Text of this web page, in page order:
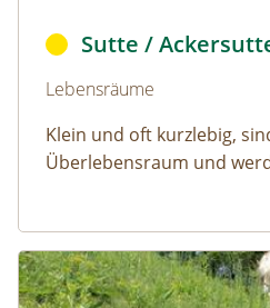
Naturlexikon: Sutte /
Sutte /
Lebensräume
Klein und oft kurzlebig,
Überlebensraum und
Fettweide der Tieflagen
Naturlexikon: Fettweide der